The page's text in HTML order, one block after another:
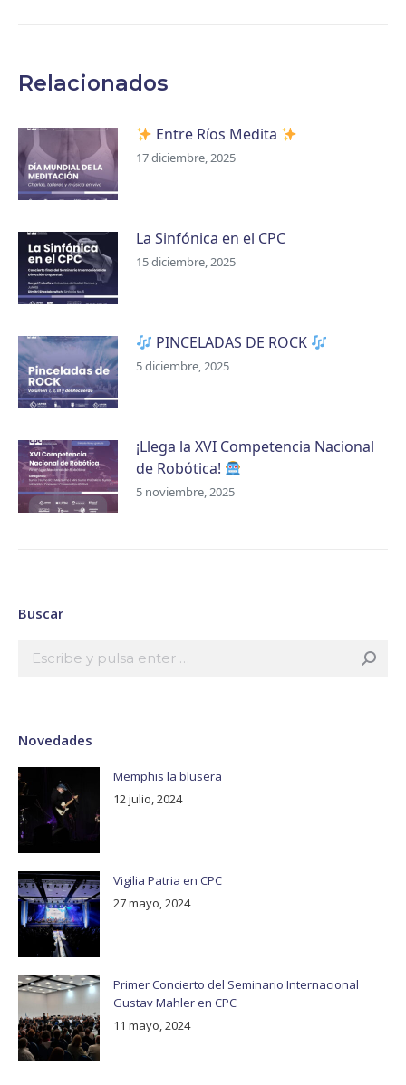
Relacionados
Entre Ríos Medita
17 diciembre, 2025
La Sinfónica en el CPC
15 diciembre, 2025
PINCELADAS DE ROCK
5 diciembre, 2025
¡Llega la XVI Competencia Nacional
de Robótica!
5 noviembre, 2025
Buscar
Novedades
Memphis la blusera
12 julio, 2024
Vigilia Patria en CPC
27 mayo, 2024
Primer Concierto del Seminario Internacional
Gustav Mahler en CPC
11 mayo, 2024